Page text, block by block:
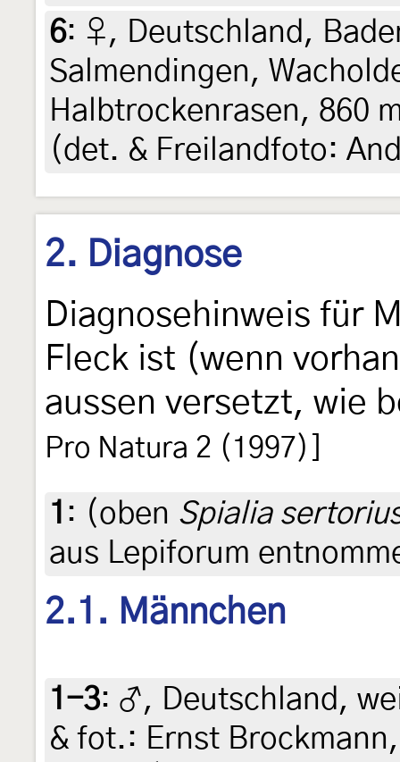
6: ♀, Deutschland,
Salmendingen,
Halbtrockenrasen, 860
(det. & Freilandfoto:
2. Diagnose
Diagnosehinweis für
Fleck ist (wenn
aussen versetzt, wie
Pro Natura 2 (1997)]
1 : (oben Spialia
aus Lepiforum
2.1. Männchen
1-3: ♂, Deutschland,
& fot.: Ernst